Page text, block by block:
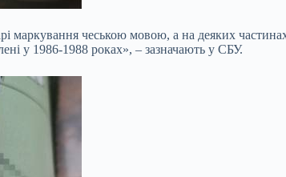
маркування чеською мовою, а на деяких
у 1986-1988 роках», – зазначають у СБУ.